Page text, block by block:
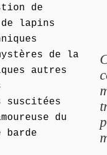
de
lapins
de la
autres
du
barde